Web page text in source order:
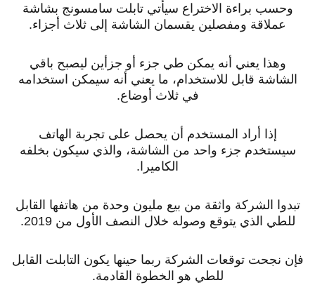
وحسب براءة الاختراع سيأتي تابلت سامسونج بشاشة
عملاقة ومفصلين يقسمان الشاشة إلى ثلاث أجزاء.
وهذا يعني أنه يمكن طي جزء أو جزأين ليصبح باقي
الشاشة قابل للاستخدام، ما يعني أنه سيمكن استخدامه
في ثلاث أوضاع.
إذا أراد المستخدم أن يحصل على تجربة الهاتف
سيستخدم جزء واحد من الشاشة، والذي سيكون بخلفه
الكاميرا.
تبدوا الشركة واثقة من بيع مليون وحدة من هاتفها القابل
للطي الذي يتوقع وصوله خلال النصف الأول من 2019.
فإن نجحت توقعات الشركة ربما حينها يكون التابلت القابل
للطي هو الخطوة القادمة.